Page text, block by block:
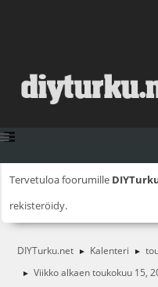
Tervetuloa foorumille
rekisteröidy.
DIYTurku.net ► Kalenteri ►
► Viikko alkaen toukokuu 15,